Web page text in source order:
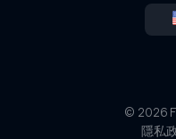
© 2026
隱私